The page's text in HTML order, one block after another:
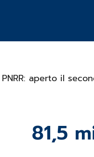
PNRR: aperto il
81,5